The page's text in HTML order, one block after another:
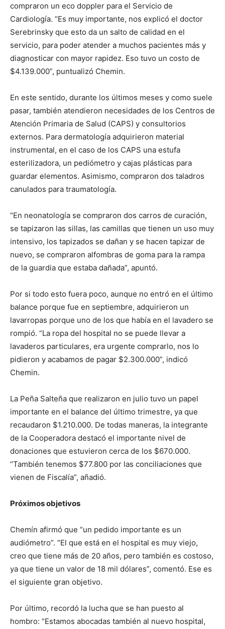
compraron un eco doppler para el Servicio de
Cardiología. “Es muy importante, nos explicó el doctor
Serebrinsky que esto da un salto de calidad en el
servicio, para poder atender a muchos pacientes más y
diagnosticar con mayor rapidez. Eso tuvo un costo de
$4.139.000”, puntualizó Chemin.
En este sentido, durante los últimos meses y como suele
pasar, también atendieron necesidades de los Centros de
Atención Primaria de Salud (CAPS) y consultorios
externos. Para dermatología adquirieron material
instrumental, en el caso de los CAPS una estufa
esterilizadora, un pediómetro y cajas plásticas para
guardar elementos. Asimismo, compraron dos taladros
canulados para traumatología.
“En neonatología se compraron dos carros de curación,
se tapizaron las sillas, las camillas que tienen un uso muy
intensivo, los tapizados se dañan y se hacen tapizar de
nuevo, se compraron alfombras de goma para la rampa
de la guardia que estaba dañada”, apuntó.
Por si todo esto fuera poco, aunque no entró en el último
balance porque fue en septiembre, adquirieron un
lavarropas porque uno de los que había en el lavadero se
rompió. “La ropa del hospital no se puede llevar a
lavaderos particulares, era urgente comprarlo, nos lo
pidieron y acabamos de pagar $2.300.000”, indicó
Chemin.
La Peña Salteña que realizaron en julio tuvo un papel
importante en el balance del último trimestre, ya que
recaudaron $1.210.000. De todas maneras, la integrante
de la Cooperadora destacó el importante nivel de
donaciones que estuvieron cerca de los $670.000.
“También tenemos $77.800 por las conciliaciones que
vienen de Fiscalía”, añadió.
Próximos objetivos
Chemín afirmó que “un pedido importante es un
audiómetro”. “El que está en el hospital es muy viejo,
creo que tiene más de 20 años, pero también es costoso,
ya que tiene un valor de 18 mil dólares”, comentó. Ese es
el siguiente gran objetivo.
Por último, recordó la lucha que se han puesto al
hombro: “Estamos abocadas también al nuevo hospital,